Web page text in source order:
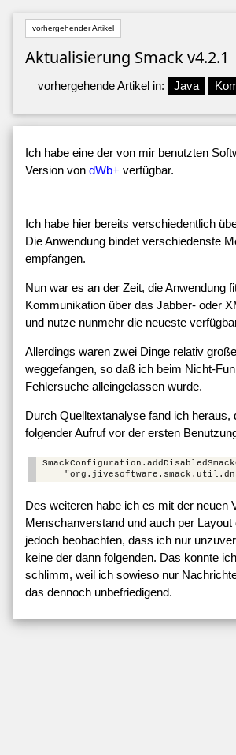
vorhergehender Artikel
Aktualisierung Smack v4.2.1
vorhergehende Artikel in: Java
Ich habe eine der von mir benutzten
Version von dWb+ verfügbar.
Ich habe hier bereits verschiedentlich
Die Anwendung bindet verschiedenste
empfangen.
Nun war es an der Zeit, die Anwendung
Kommunikation über das Jabber- oder
und nutze nunmehr die neueste
Allerdings waren zwei Dinge relativ
weggefangen, so daß ich beim Nicht-
Fehlersuche alleingelassen wurde.
Durch Quelltextanalyse fand ich
folgender Aufruf vor der ersten
Des weiteren habe ich es mit der
Menschanverstand und auch per
jedoch beobachten, dass ich nur
keine der dann folgenden. Das konnte
schlimm, weil ich sowieso nur
das dennoch unbefriedigend.